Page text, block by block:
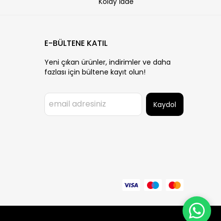
E-BÜLTENE KATIL
Yeni çıkan ürünler, indirimler ve daha
fazlası için bültene kayıt olun!
Kaydol